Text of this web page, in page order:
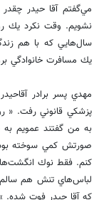
مي‌گفتم آقا حيدر
نشويم. وقت نكرد يك
سال‌هايي كه با هم
يك مسافرت خانوادگي
مهدي پسر برادر
پزشكي قانوني رفت. «
به من گفتند عمويم
صورتش كمي سوخته
كنم. فقط نوك
لباس‌هاي تنش هم سالم
كه آقا حيدر فوت شده.